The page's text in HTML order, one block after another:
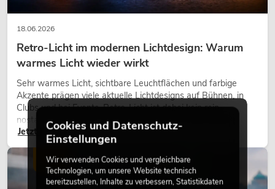
18.06.2026
Retro-Licht im modernen Lichtdesign: Warum
warmes Licht wieder wirkt
Sehr warmes Licht, sichtbare Leuchtflächen und farbige
Akzente prägen viele aktuelle Lichtdesigns auf Bühnen, in
Clubs und bei Events. Retro-Licht ist dabei kein rein
nostalgischer Effekt, sondern ein bewusst eingesetztes
Gestaltungsmittel: Es schafft Atmosphäre, gibt Szenen
Charakter und kann technische LED-Setups emotionaler
wirken lassen.
Jetzt lesen
LICHT
Cookies und Datenschutz-
Einstellungen
Wir verwenden Cookies und vergleichbare
Technologien, um unsere Website technisch
bereitzustellen, Inhalte zu verbessern, Statistikdaten